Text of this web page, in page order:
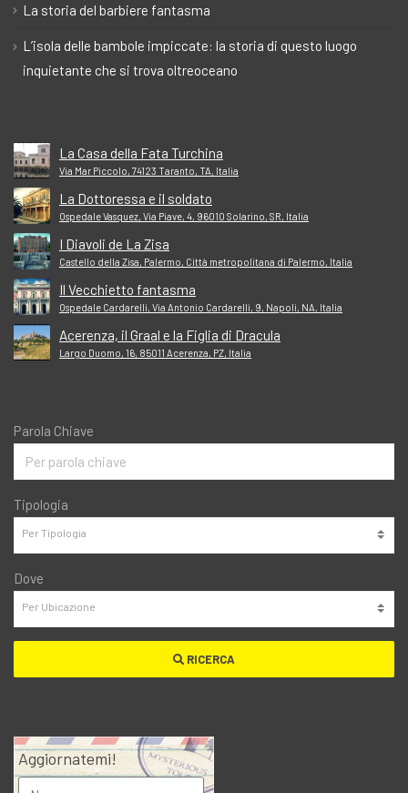
La storia del barbiere fantasma
L’isola delle bambole impiccate: la storia di questo luogo
inquietante che si trova oltreoceano
La Casa della Fata Turchina
Via Mar Piccolo, 74123 Taranto, TA, Italia
La Dottoressa e il soldato
Ospedale Vasquez, Via Piave, 4, 96010 Solarino, SR, Italia
I Diavoli de La Zisa
Castello della Zisa, Palermo, Città metropolitana di Palermo, Italia
Il Vecchietto fantasma
Ospedale Cardarelli, Via Antonio Cardarelli, 9, Napoli, NA, Italia
Acerenza, il Graal e la Figlia di Dracula
Largo Duomo, 16, 85011 Acerenza, PZ, Italia
Parola Chiave
Tipologia
Dove
RICERCA
Aggiornatemi!